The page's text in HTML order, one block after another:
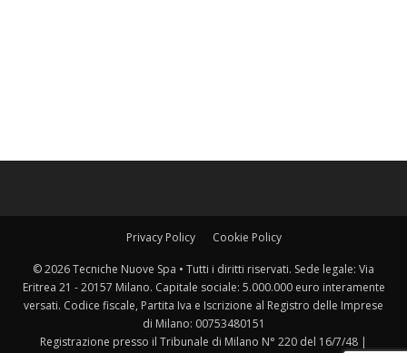
Privacy Policy Cookie Policy
© 2026 Tecniche Nuove Spa • Tutti i diritti riservati. Sede legale: Via
Eritrea 21 - 20157 Milano. Capitale sociale: 5.000.000 euro interamente
versati. Codice fiscale, Partita Iva e Iscrizione al Registro delle Imprese
di Milano: 00753480151
Registrazione presso il Tribunale di Milano N° 220 del 16/7/48 |